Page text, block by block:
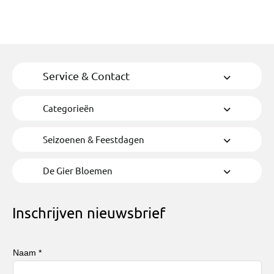
Service & Contact
Categorieën
Seizoenen & Feestdagen
De Gier Bloemen
Inschrijven nieuwsbrief
Naam *